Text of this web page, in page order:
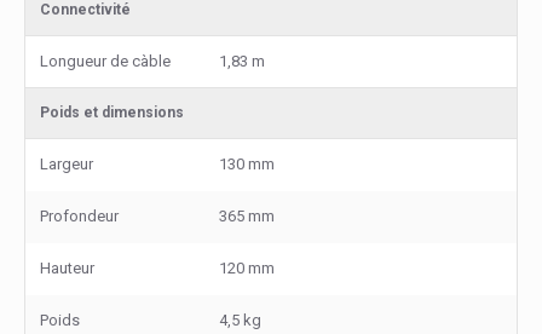
Connectivité
Longueur de càble 1,83 m
Poids et dimensions
Largeur 130 mm
Profondeur 365 mm
Hauteur 120 mm
Poids 4,5 kg